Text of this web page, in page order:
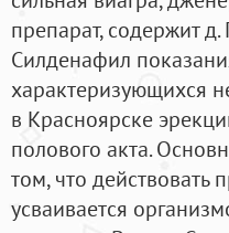
препарат, содержит
Силденафил
характеризующихся
в Красноярске
полового акта.
том, что действовать
усваивается